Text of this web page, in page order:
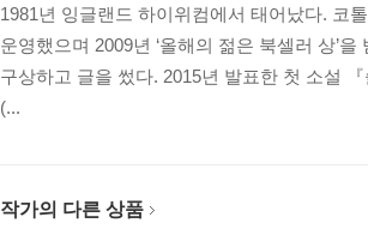
1981년 잉글랜드 하이위컴에서 태어났다. 코
운영했으며 2009년 ‘올해의 젊은 북셀러 상’
구상하고 글을 썼다. 2015년 발표한 첫 소설
(...
작가의 다른 상품